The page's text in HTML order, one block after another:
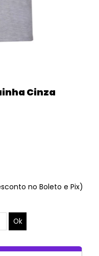
Cinza
no Boleto e Pix)